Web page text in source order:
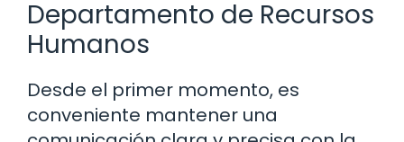
Departamento de Recursos
Humanos
Desde el primer momento, es
conveniente mantener una